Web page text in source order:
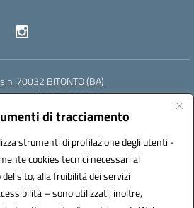
di tracciamento
strumenti di profilazione degli utenti -
cookies tecnici necessari al
sito, alla fruibilità dei servizi
– sono utilizzati, inoltre,
70032 BITONTO (BA)
serale 3381807642
batd220004@pec.istruzione.it
Amministrazioni (IPA): itcvg
UFIJVU